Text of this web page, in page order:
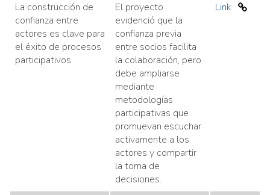
La construcción de
confianza entre
actores es clave para
el éxito de procesos
participativos
El proyecto
evidenció que la
confianza previa
entre socios facilita
la colaboración, pero
debe ampliarse
mediante
metodologías
participativas que
promuevan escuchar
activamente a los
actores y compartir
la toma de
decisiones.
Link